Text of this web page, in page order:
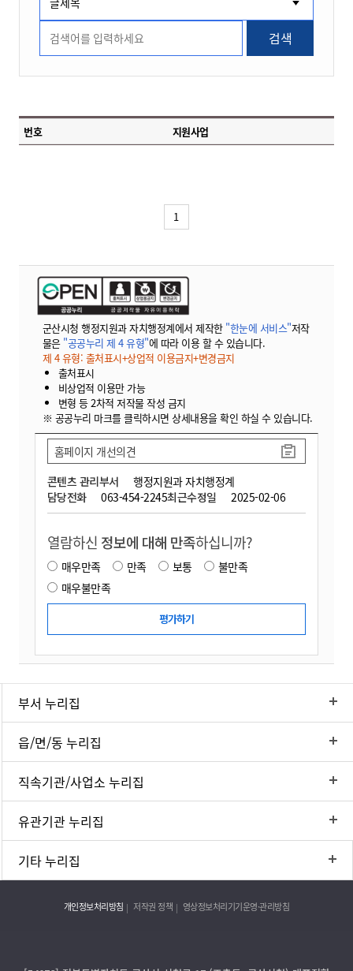
검색
번호 지원사업
1
군산시청 행정지원과 자치행정계에서 제작한 "한눈에 서비스"저작
물은 "공공누리 제 4 유형"에 따라 이용 할 수 있습니다.
제 4 유형: 출처표시+상업적 이용금지+변경금지
출처표시
비상업적 이용만 가능
변형 등 2차적 저작물 작성 금지
※ 공공누리 마크를 클릭하시면 상세내용을 확인 하실 수 있습니다.
콘텐츠 관리부서
행정지원과 자치행정계
담당전화
063-454-2245최근수정일 2025-02-06
홈페이지 개선의견
열람하신 정보에 대해 만족하십니까?
매우만족 만족 보통
불만족
매우불만족
부서 누리집
읍/면/동 누리집
직속기관/사업소 누리집
유관기관 누리집
기타 누리집
개인정보처리방침 저작권 정책 영상정보처리기기운영·관리방침